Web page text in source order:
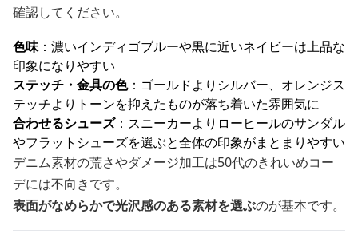
確認してください。
色味：濃いインディゴブルーや黒に近いネイビーは上品な
印象になりやすい
ステッチ・金具の色：ゴールドよりシルバー、オレンジス
テッチよりトーンを抑えたものが落ち着いた雰囲気に
合わせるシューズ：スニーカーよりローヒールのサンダル
やフラットシューズを選ぶと全体の印象がまとまりやすい
デニム素材の荒さやダメージ加工は50代のきれいめコー
デには不向きです。
表面がなめらかで光沢感のある素材を選ぶのが基本です。